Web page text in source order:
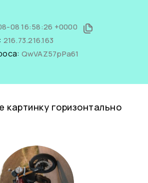
08 16:58:26 +0000
216.73.216.163
QwVAZ57pPa61
картинку горизонтально